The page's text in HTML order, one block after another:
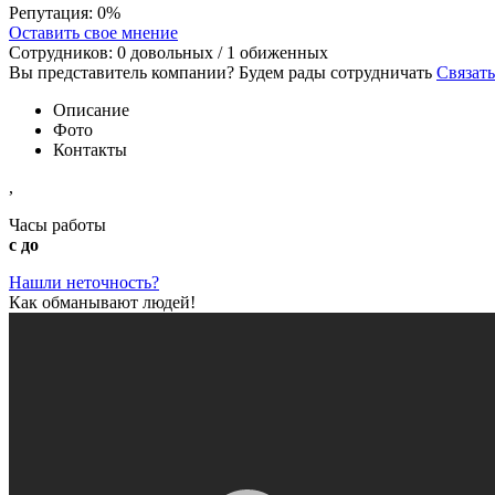
Репутация: 0%
Оставить свое мнение
Сотрудников: 0 довольных / 1 обиженных
Вы представитель компании? Будем рады сотрудничать
Описание
Фото
Контакты
,
Часы работы
с до
Нашли неточность?
Как обманывают людей!